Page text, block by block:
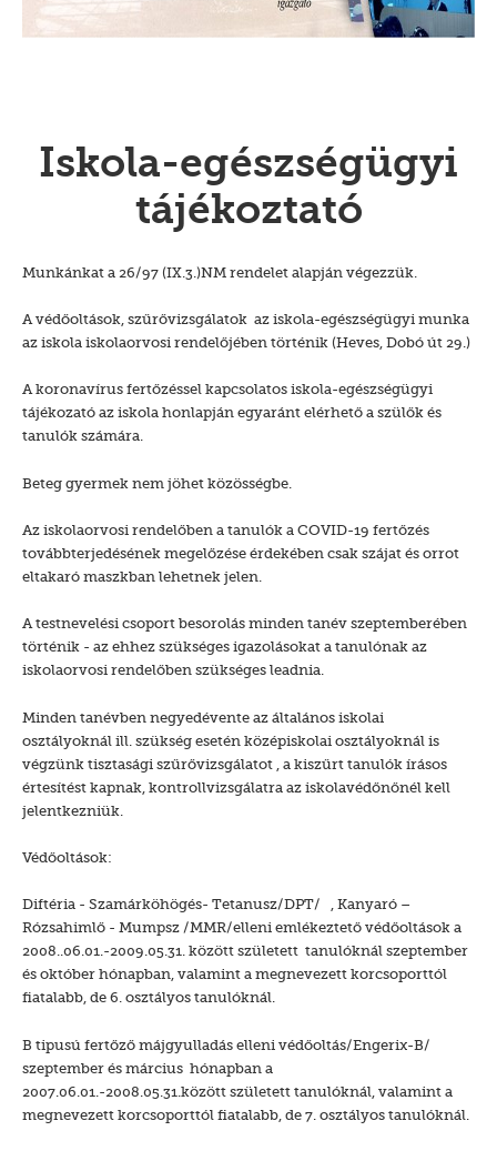
Iskola-egészségügyi
tájékoztató
Munkánkat a 26/97 (IX.3.)NM rendelet alapján végezzük.
A védőoltások, szűrővizsgálatok az iskola-egészségügyi munka
az iskola iskolaorvosi rendelőjében történik (Heves, Dobó út 29.)
A koronavírus fertőzéssel kapcsolatos iskola-egészségügyi
tájékozató az iskola honlapján egyaránt elérhető a szülők és
tanulók számára.
Beteg gyermek nem jöhet közösségbe.
Az iskolaorvosi rendelőben a tanulók a COVID-19 fertőzés
továbbterjedésének megelőzése érdekében csak szájat és orrot
eltakaró maszkban lehetnek jelen.
A testnevelési csoport besorolás minden tanév szeptemberében
történik - az ehhez szükséges igazolásokat a tanulónak az
iskolaorvosi rendelőben szükséges leadnia.
Minden tanévben negyedévente az általános iskolai
osztályoknál ill. szükség esetén középiskolai osztályoknál is
végzünk tisztasági szűrővizsgálatot , a kiszűrt tanulók írásos
értesítést kapnak, kontrollvizsgálatra az iskolavédőnőnél kell
jelentkezniük.
Védőoltások:
Diftéria - Szamárköhögés- Tetanusz/DPT/ , Kanyaró –
Rózsahimlő - Mumpsz /MMR/elleni emlékeztető védőoltások a
2008..06.01.-2009.05.31. között született tanulóknál szeptember
és október hónapban, valamint a megnevezett korcsoporttól
fiatalabb, de 6. osztályos tanulóknál.
B tipusú fertőző májgyulladás elleni védőoltás/Engerix-B/
szeptember és március hónapban a
2007.06.01.-2008.05.31.között született tanulóknál, valamint a
megnevezett korcsoporttól fiatalabb, de 7. osztályos tanulóknál.